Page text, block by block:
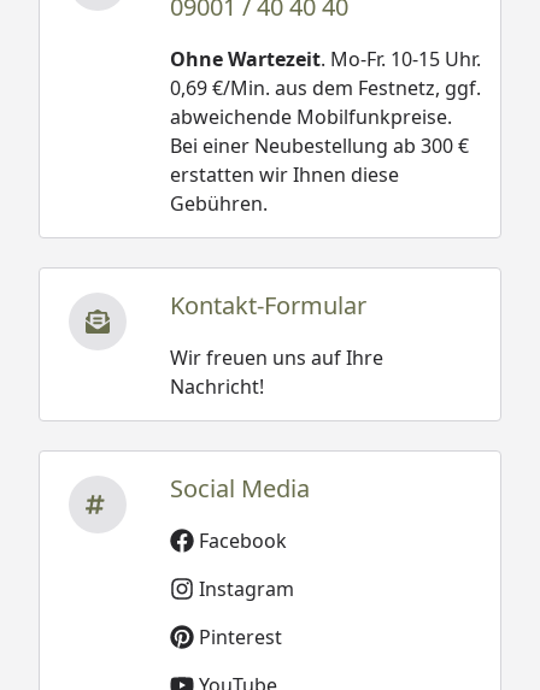
Ohne Wartezeit. Mo-Fr. 10-15 Uhr.
0,69 €/Min. aus dem Festnetz, ggf.
abweichende Mobilfunkpreise.
Bei einer Neubestellung ab 300 €
erstatten wir Ihnen diese
Gebühren.
Kontakt-Formular
Wir freuen uns auf Ihre
Nachricht!
Social Media
Facebook
Instagram
Pinterest